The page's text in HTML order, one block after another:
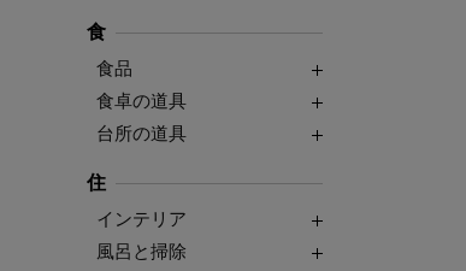
食
食品
食卓の道具
台所の道具
住
インテリア
風呂と掃除